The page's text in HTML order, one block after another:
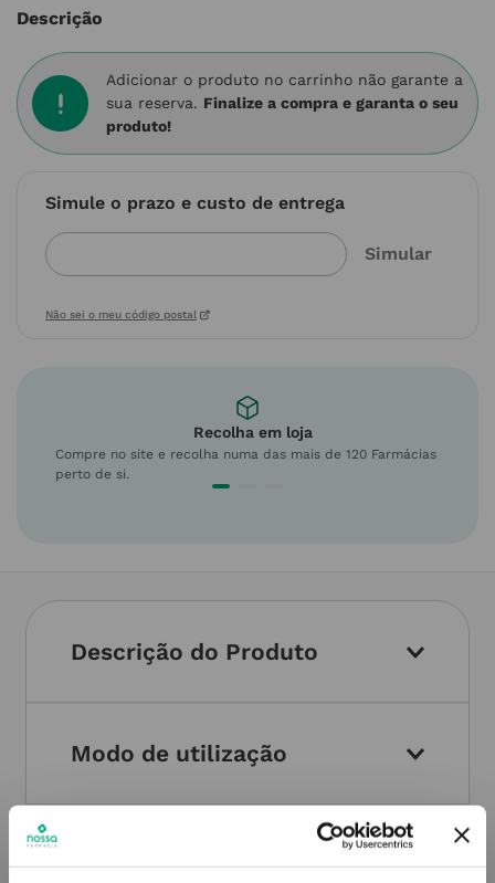
Descrição
Adicionar o produto no carrinho não garante a
sua reserva. Finalize a compra e garanta o seu
produto!
Simule o prazo e custo de entrega
Não sei o meu código postal
Recolha em loja
Compre no site e recolha numa das mais de 120 Farmácias
perto de si.
Descrição do Produto
Modo de utilização